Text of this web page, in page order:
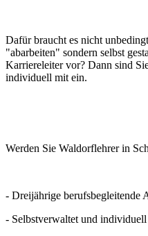
Dafür braucht es nicht
"abarbeiten" sondern selbst
Karriereleiter vor? Dann sind
individuell mit ein.
Werden Sie Waldorflehrer in
- Dreijährige berufsbegleitende
- Selbstverwaltet und individuell